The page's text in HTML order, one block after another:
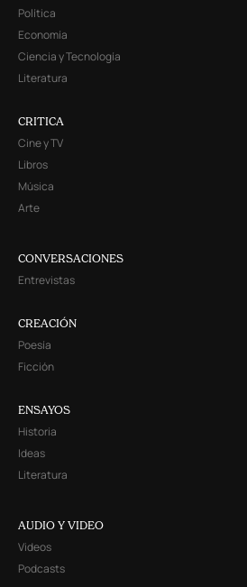
Política
Economía
Ciencia y Tecnología
Literatura
CRITICA
Cine y TV
Libros
Música
Arte
CONVERSACIONES
Entrevistas
CREACIÓN
Poesía
Ficción
ENSAYOS
Historia
Ideas
Literatura
AUDIO Y VIDEO
Videos
Podcasts